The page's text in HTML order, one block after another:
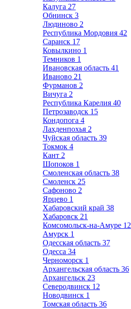
Калуга 27
Обнинск 3
Людиново 2
Республика Мордовия 42
Саранск 17
Ковылкино 1
Темников 1
Ивановская область 41
Иваново 21
Фурманов 2
Вичуга 2
Республика Карелия 40
Петрозаводск 15
Кондопога 4
Лахденпохья 2
Чуйская область 39
Токмок 4
Кант 2
Шопоков 1
Смоленская область 38
Смоленск 25
Сафоново 2
Ярцево 1
Хабаровский край 38
Хабаровск 21
Комсомольск-на-Амуре 12
Амурск 1
Одесская область 37
Одесса 34
Черноморск 1
Архангельская область 36
Архангельск 23
Северодвинск 12
Новодвинск 1
Томская область 36